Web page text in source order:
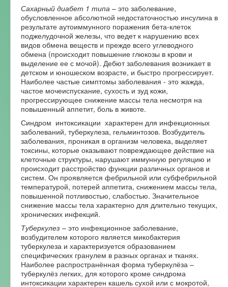
Сахарный диабет 1 типа – это заболевание,
обусловленное абсолютной недостаточностью инсулина в
результате аутоиммунного поражения бета-клеток
поджелудочной железы, что ведет к нарушению всех
видов обмена веществ и прежде всего углеводного
обмена (происходит повышение глюкозы в крови и
выделение ее с мочой). Дебют заболевания возникает в
детском и юношеском возрасте, и быстро прогрессирует.
Наиболее частые симптомы заболевания - это жажда,
частое мочеиспускание, сухость и зуд кожи,
прогрессирующее снижение массы тела несмотря на
повышенный аппетит, боль в животе.
Синдром интоксикации характерен для инфекционных
заболеваний, туберкулеза, гельминтозов. Возбудитель
заболевания, проникая в организм человека, выделяет
токсины, которые оказывают повреждающее действие на
клеточные структуры, нарушают иммунную регуляцию и
происходит расстройство функции различных органов и
систем. Он проявляется фебрильной или субфебрильной
температурой, потерей аппетита, снижением массы тела,
повышенной потливостью, слабостью. Значительное
снижение массы тела характерно для длительно текущих,
хронических инфекций.
Туберкулез – это инфекционное заболевание,
возбудителем которого является микобактерия
туберкулеза и характеризуется образованием
специфических гранулем в разных органах и тканях.
Наиболее распространённая форма туберкулёза –
туберкулёз легких, для которого кроме синдрома
интоксикации характерен кашель сухой или с мокротой,